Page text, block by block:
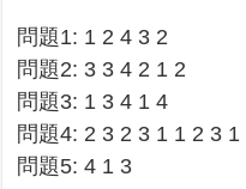
問題1: 1 2 4 3 2
問題2: 3 3 4 2 1 2
問題3: 1 3 4 1 4
問題4: 2 3 2 3 1 1 2 3 1
問題5: 4 1 3